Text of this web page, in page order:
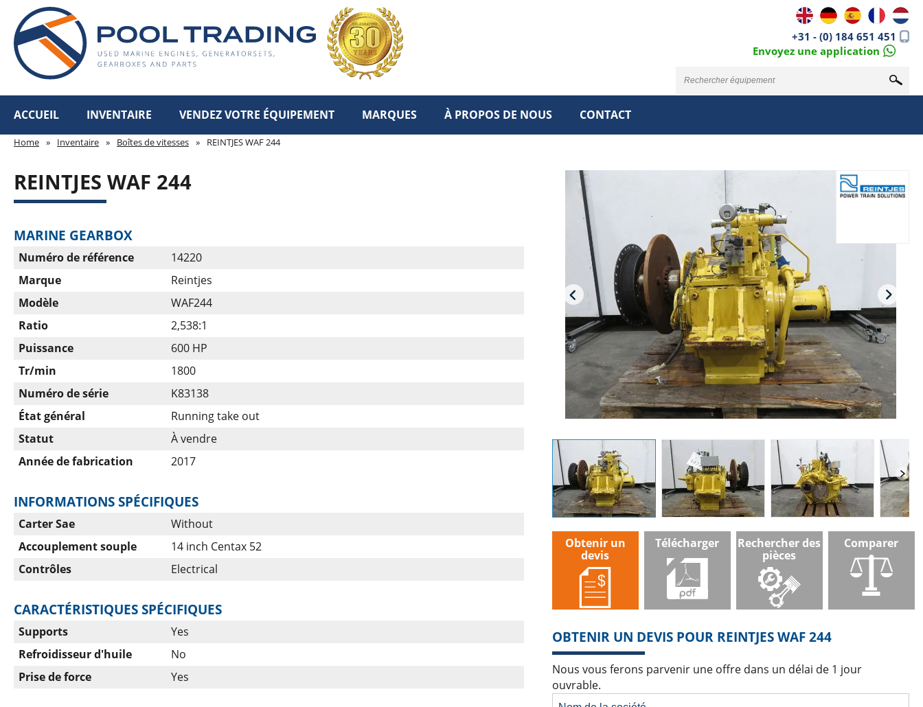
+31 - (0) 184 651 451
Envoyez une application
ACCUEIL INVENTAIRE VENDEZ VOTRE ÉQUIPEMENT MARQUES À PROPOS DE NOUS CONTACT
Home » Inventaire » Boîtes de vitesses » REINTJES WAF 244
REINTJES WAF 244
MARINE GEARBOX
Numéro de référence
14220
Marque
Reintjes
Modèle
WAF244
Ratio
2,538:1
Puissance
600 HP
Tr/min
1800
Numéro de série
K83138
État général
Running take out
Statut
À vendre
Année de fabrication
2017
INFORMATIONS SPÉCIFIQUES
Carter Sae
Without
Accouplement souple
14 inch Centax 52
Contrôles
Electrical
CARACTÉRISTIQUES SPÉCIFIQUES
Supports
Yes
Refroidisseur d'huile
No
Prise de force
Yes
Obtenir un
devis
Télécharger
Rechercher des
pièces
Comparer
OBTENIR UN DEVIS POUR REINTJES WAF 244
Nous vous ferons parvenir une offre dans un délai de 1 jour
ouvrable.